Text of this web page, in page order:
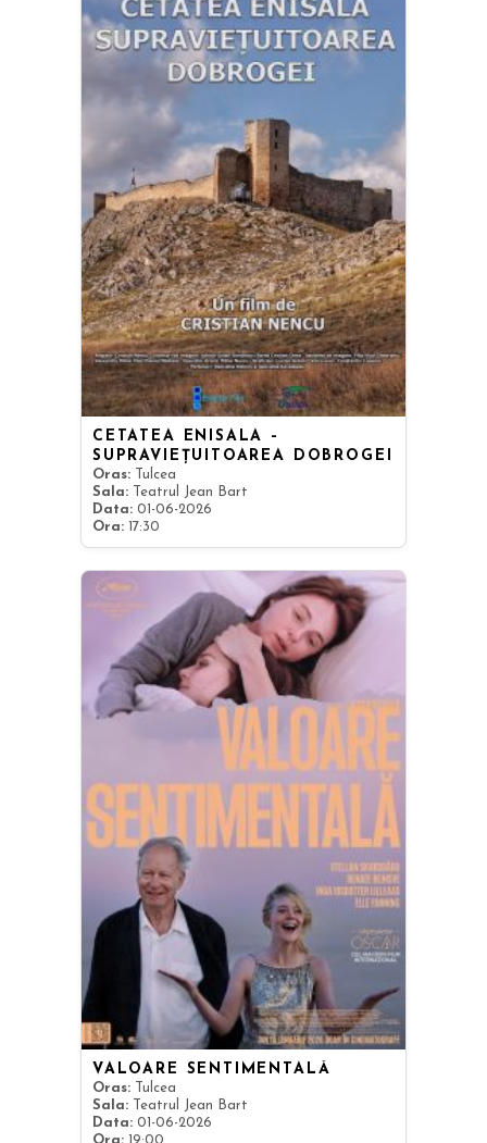
CETATEA ENISALA –
SUPRAVIEȚUITOAREA DOBROGEI
Oras: Tulcea
Sala: Teatrul Jean Bart
Data: 01-06-2026
Ora: 17:30
VALOARE SENTIMENTALĂ
Oras: Tulcea
Sala: Teatrul Jean Bart
Data: 01-06-2026